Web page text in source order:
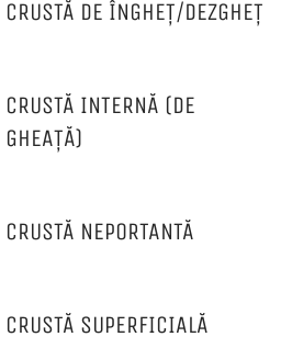
CRUSTĂ DE ÎNGHEȚ/DEZGHEȚ
CRUSTĂ INTERNĂ (DE
GHEAȚĂ)
CRUSTĂ NEPORTANTĂ
CRUSTĂ SUPERFICIALĂ